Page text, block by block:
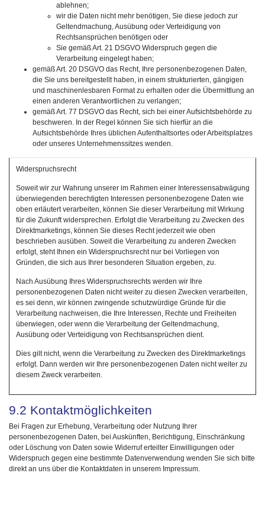
ablehnen;
wir die Daten nicht mehr benötigen, Sie diese jedoch zur
Geltendmachung, Ausübung oder Verteidigung von
Rechtsansprüchen benötigen oder
Sie gemäß Art. 21 DSGVO Widerspruch gegen die
Verarbeitung eingelegt haben;
gemäß Art. 20 DSGVO das Recht, Ihre personenbezogenen Daten,
die Sie uns bereitgestellt haben, in einem strukturierten, gängigen
und maschinenlesbaren Format zu erhalten oder die Übermittlung an
einen anderen Verantwortlichen zu verlangen;
gemäß Art. 77 DSGVO das Recht, sich bei einer Aufsichtsbehörde zu
beschweren. In der Regel können Sie sich hierfür an die
Aufsichtsbehörde Ihres üblichen Aufenthaltsortes oder Arbeitsplatzes
oder unseres Unternehmenssitzes wenden.
Widerspruchsrecht
Soweit wir zur Wahrung unserer im Rahmen einer Interessensabwägung
überwiegenden berechtigten Interessen personenbezogene Daten wie
oben erläutert verarbeiten, können Sie dieser Verarbeitung mit Wirkung
für die Zukunft widersprechen. Erfolgt die Verarbeitung zu Zwecken des
Direktmarketings, können Sie dieses Recht jederzeit wie oben
beschrieben ausüben. Soweit die Verarbeitung zu anderen Zwecken
erfolgt, steht Ihnen ein Widerspruchsrecht nur bei Vorliegen von
Gründen, die sich aus Ihrer besonderen Situation ergeben, zu.
Nach Ausübung Ihres Widerspruchsrechts werden wir Ihre
personenbezogenen Daten nicht weiter zu diesen Zwecken verarbeiten,
es sei denn, wir können zwingende schutzwürdige Gründe für die
Verarbeitung nachweisen, die Ihre Interessen, Rechte und Freiheiten
überwiegen, oder wenn die Verarbeitung der Geltendmachung,
Ausübung oder Verteidigung von Rechtsansprüchen dient.
Dies gilt nicht, wenn die Verarbeitung zu Zwecken des Direktmarketings
erfolgt. Dann werden wir Ihre personenbezogenen Daten nicht weiter zu
diesem Zweck verarbeiten.
9.2 Kontaktmöglichkeiten
Bei Fragen zur Erhebung, Verarbeitung oder Nutzung Ihrer
personenbezogenen Daten, bei Auskünften, Berichtigung, Einschränkung
oder Löschung von Daten sowie Widerruf erteilter Einwilligungen oder
Widerspruch gegen eine bestimmte Datenverwendung wenden Sie sich bitte
direkt an uns über die Kontaktdaten in unserem Impressum.